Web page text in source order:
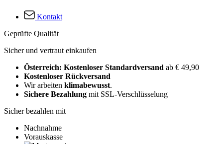
Kontakt
Geprüfte Qualität
Sicher und vertraut einkaufen
Österreich: Kostenloser Standardversand ab € 49,90
Kostenloser Rückversand
Wir arbeiten klimabewusst.
Sichere Bezahlung mit SSL-Verschlüsselung
Sicher bezahlen mit
Nachnahme
Vorauskasse